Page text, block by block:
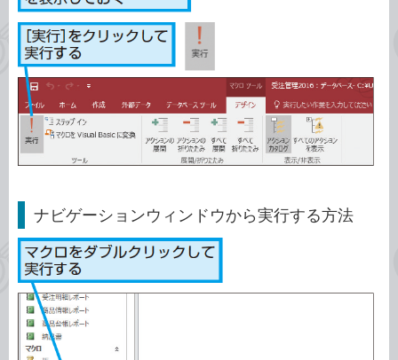
ナビゲーションウィンドウから実行する方法